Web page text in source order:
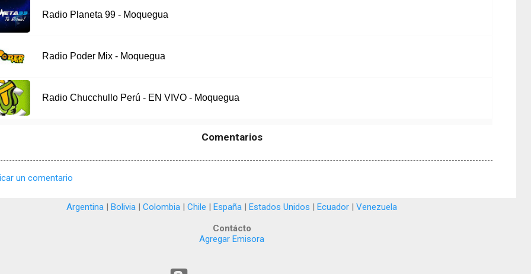
Radio Planeta 99 - Moquegua
Radio Poder Mix - Moquegua
Radio Chucchullo Perú - EN VIVO - Moquegua
Comentarios
un comentario
Argentina | Bolivia | Colombia | Chile | España | Estados Unidos | Ecuador | Venezuela
Contácto
Agregar Emisora